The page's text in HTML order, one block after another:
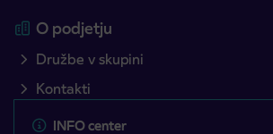
O podjetju
Družbe v skupini
Kontakti
INFO center